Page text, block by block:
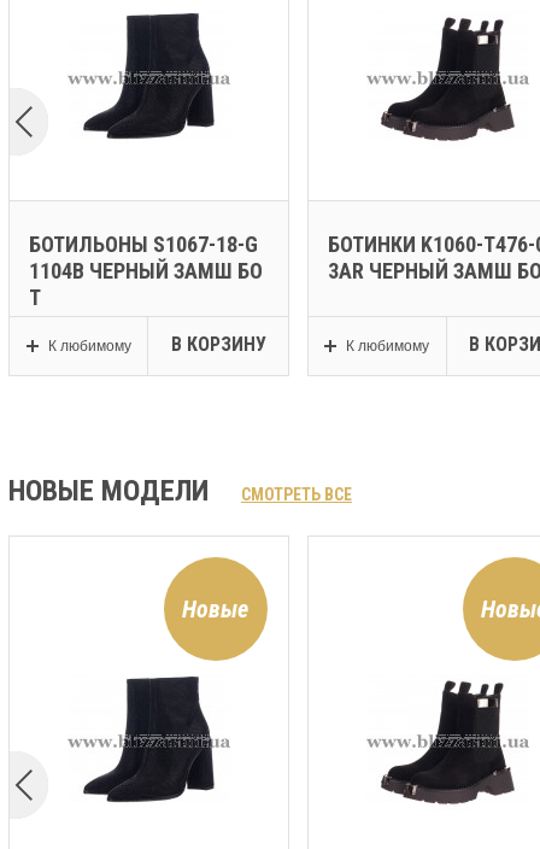
БОТИЛЬОНЫ S1067-18-G
1104B ЧЕРНЫЙ ЗАМШ БО
Т
К любимому В КОРЗИНУ
БОТИНКИ K1060-T476-
3AR ЧЕРНЫЙ ЗАМШ
К любимому В
НОВЫЕ МОДЕЛИ СМОТРЕТЬ ВСЕ
Новые